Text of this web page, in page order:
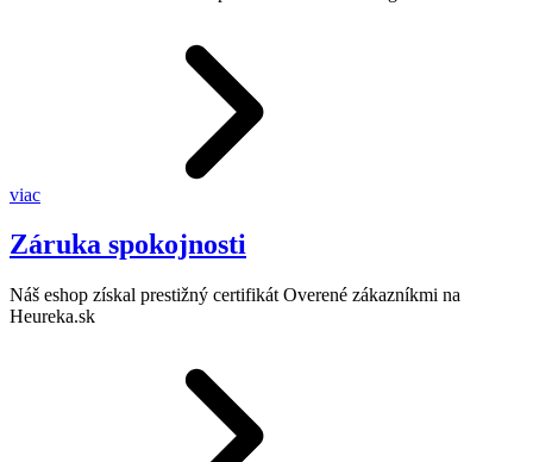
viac
Záruka spokojnosti
Náš eshop získal prestižný certifikát Overené zákazníkmi na
Heureka.sk